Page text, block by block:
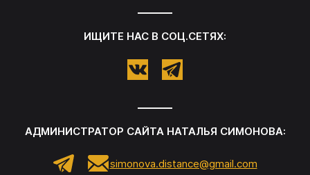
ИЩИТЕ НАС В СОЦ.СЕТЯХ:
АДМИНИСТРАТОР САЙТА НАТАЛЬЯ СИМОНОВА:
simonova.distance@gmail.com